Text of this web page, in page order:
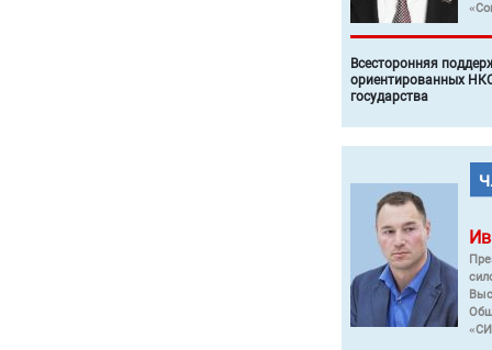
Всесторонняя
ориентированных
государства